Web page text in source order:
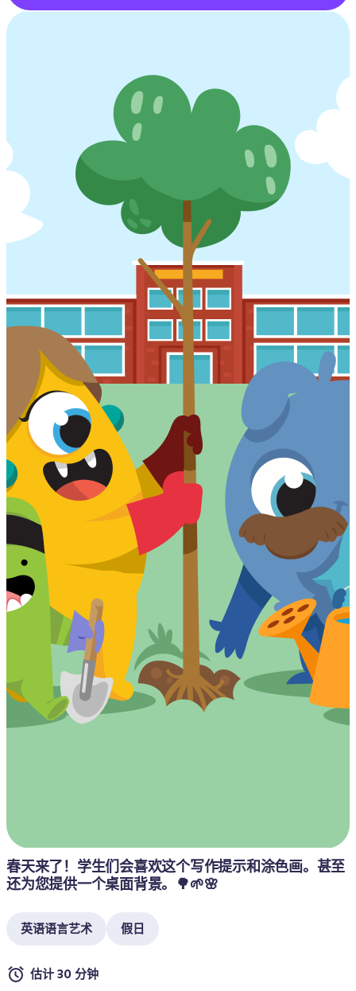
春天来了！学生们会喜欢这个写作提示和涂色画。甚至
还为您提供一个桌面背景。🌳🌱🌸
英语语言艺术 假日
估计 30 分钟